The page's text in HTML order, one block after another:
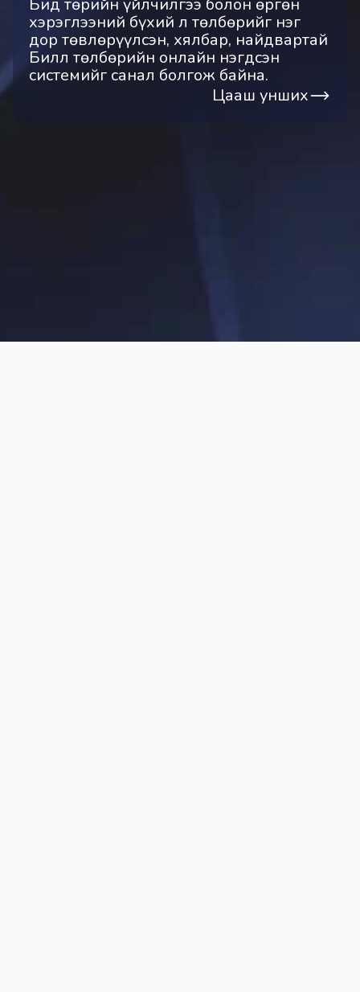
Бид төрийн үйлчилгээ болон өргөн
хэрэглээний бүхий л төлбөрийг нэг
дор төвлөрүүлсэн, хялбар, найдвартай
Билл төлбөрийн онлайн нэгдсэн
системийг санал болгож байна.
Цааш унших